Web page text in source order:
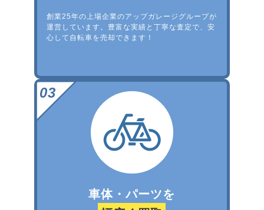
創業25年の上場企業のアップガレージグループが
運営しています。豊富な実績と丁寧な査定で、安
心して自転車を売却できます！
車体・パーツを